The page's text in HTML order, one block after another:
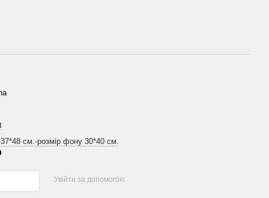
37*48 см.-розмір фону 30*40 см.
Увійти за допомогою